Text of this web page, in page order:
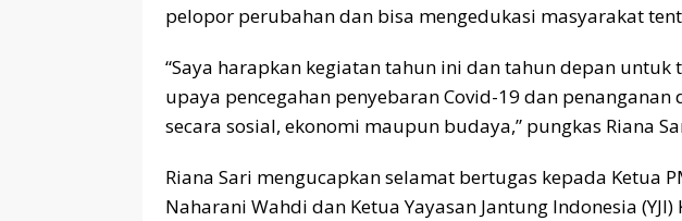
pelopor perubahan dan bisa mengedukasi masyarakat
“Saya harapkan kegiatan tahun ini dan tahun depan
upaya pencegahan penyebaran Covid-19 dan
secara sosial, ekonomi maupun budaya,” pungkas Riana
Riana Sari mengucapkan selamat bertugas kepada Ketua
Naharani Wahdi dan Ketua Yayasan Jantung Indonesia